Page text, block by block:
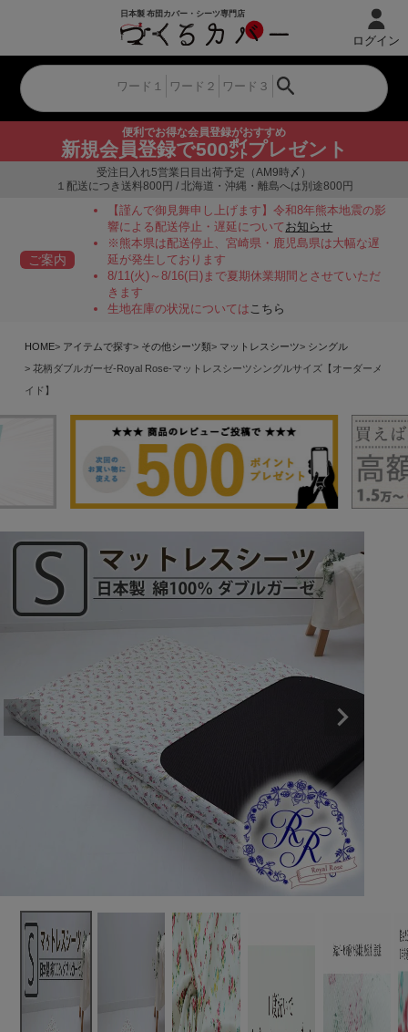
便利でお得な会員登録がおすすめ
新規会員登録で500㌽プレゼント
ログイン
受注日入れ5営業日目出荷予定（AM9時〆）
１配送につき送料800円 / 北海道・沖縄・離島へは別途800円
ご案内
【謹んで御見舞申し上げます】令和8年熊本地震の影
響による配送停止・遅延についてお知らせ
※熊本県は配送停止、宮崎県・鹿児島県は大幅な遅
延が発生しております
8/11(火)～8/16(日)まで夏期休業期間とさせていただ
きます
生地在庫の状況についてはこちら
HOME アイテムで探す その他シーツ類 マットレスシーツ
シングル
花柄ダブルガーゼ-Royal Rose-マットレスシーツシングルサイズ【オーダーメ
イド】